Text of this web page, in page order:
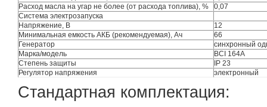
Расход масла на угар не более (от расхода топлива), %
0,07
Система электрозапуска
Напряжение, В
12
Минимальная емкость АКБ (рекомендуемая), Ач
66
Генератор
синхронный
Марка/модель
BCI 164A
Степень защиты
IP 23
Регулятор напряжения
электронный
Стандартная комплектация: